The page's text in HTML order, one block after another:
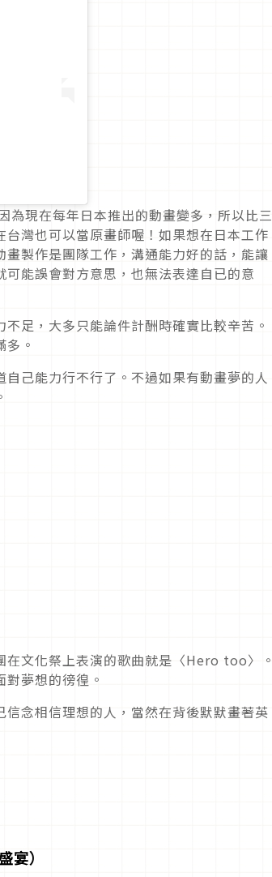
為現在每年日本推出的動畫變多，所以比三
灣也可以當原畫師喔！如果想在日本工作
製作是團隊工作，溝通能力好的話，能讓
能誤會對方意思，也無法表達自已的意
足，大多只能論件計酬時確實比較辛苦。
。
己能力行不行了。不過如果有動畫夢的人
文化祭上表演的歌曲就是〈Hero too〉。
夢想的徬徨。
念相信理想的人，當然在背後默默畫著英
）